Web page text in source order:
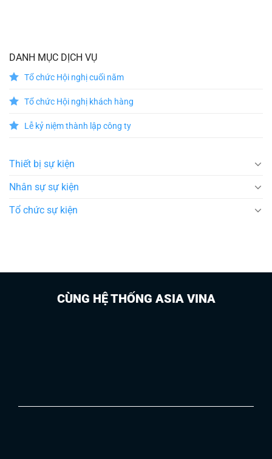
DANH MỤC DỊCH VỤ
Tổ chức Hội nghị cuối năm
Tổ chức Hội nghị khách hàng
Lễ kỷ niệm thành lập công ty
Thiết bị sự kiện
Nhân sự sự kiện
Tổ chức sự kiện
CÙNG HỆ THỐNG ASIA VINA